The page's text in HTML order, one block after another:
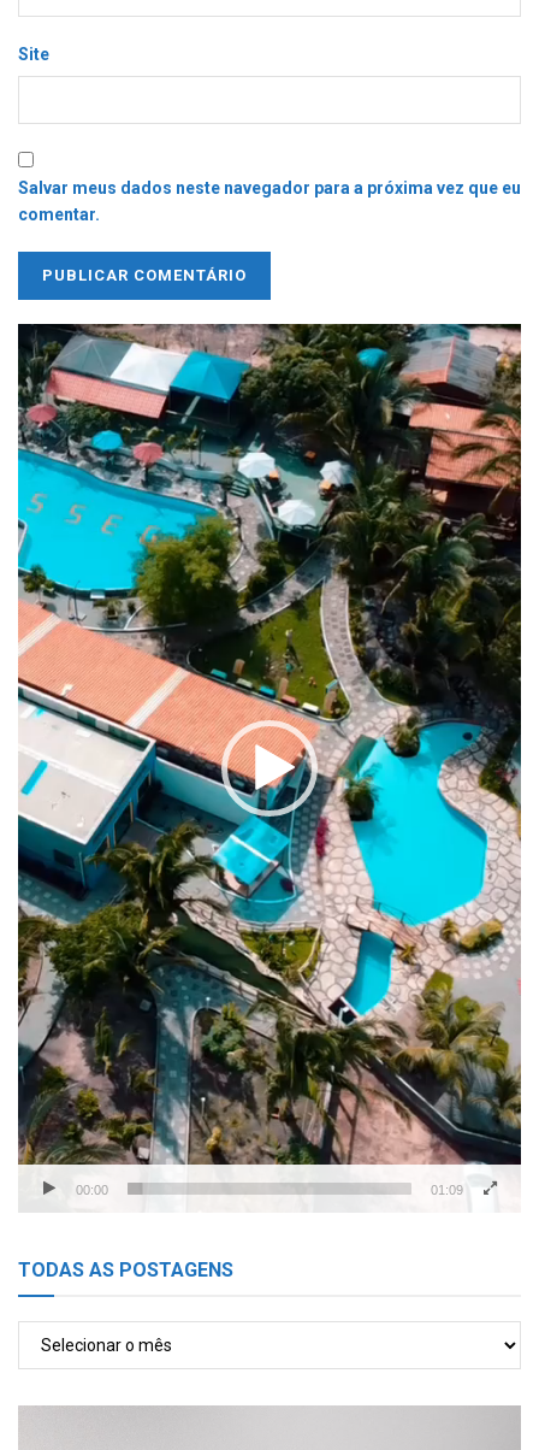
Site
Salvar meus dados neste navegador para a próxima vez que eu
comentar.
Tocador
de
vídeo
00:00 01:09
TODAS AS POSTAGENS